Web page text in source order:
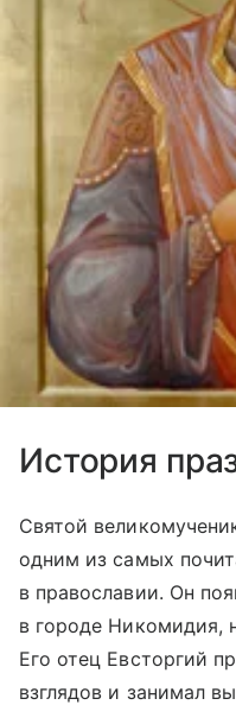
История
Святой
одним из самых
в православии. Он
в городе Никомидия,
Его отец Евсторгий
взглядов и занимал